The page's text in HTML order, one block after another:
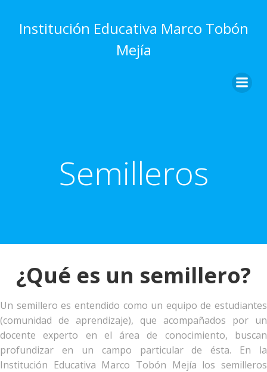
al
contenido
Institución Educativa Marco Tobón
Mejía
Semilleros
¿Qué es un semillero?
Un semillero es entendido como un equipo de estudiantes
(comunidad de aprendizaje), que acompañados por un
docente experto en el área de conocimiento, buscan
profundizar en un campo particular de ésta. En la
Institución Educativa Marco Tobón Mejía los semilleros